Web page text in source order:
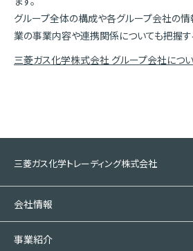
グループ全体の構成や各グループ会社の情
業の事業内容や連携関係についても把握す
三菱ガス化学株式会社 グループ会社につ
三菱ガス化学トレーディング株式会社
会社情報
事業紹介